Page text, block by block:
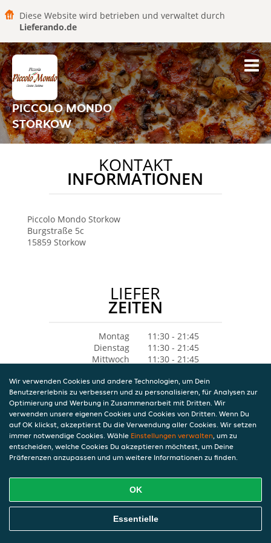
Diese Website wird betrieben und verwaltet durch
Lieferando.de
PICCOLO MONDO
STORKOW
KONTAKT
INFORMATIONEN
Piccolo Mondo Storkow
Burgstraße 5c
15859 Storkow
LIEFER
ZEITEN
Montag
11:30 - 21:45
Dienstag
11:30 - 21:45
Mittwoch
11:30 - 21:45
Freitag
11:30 - 21:45
Samstag
11:30 - 21:45
Sonntag
13:30 - 21:45
Wir verwenden Cookies und andere Technologien, um Dein
Benutzererlebnis zu verbessern und zu personalisieren, für Analysen zur
Optimierung und Werbung in Zusammenarbeit mit Dritten. Wir
verwenden unsere eigenen Cookies und Cookies von Dritten. Wenn Du
auf OK klickst, akzeptierst Du die Verwendung aller Cookies. Wir setzen
immer notwendige Cookies. Wähle Einstellungen verwalten, um zu
entscheiden, welche Cookies Du akzeptieren möchtest, um Deine
Präferenzen anzupassen und um weitere Informationen zu finden.
OK
Essentielle